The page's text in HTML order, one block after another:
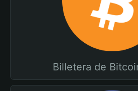
Billetera de